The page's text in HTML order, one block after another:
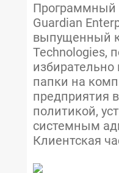
Программный
Guardian
выпущенный
Technologies,
папки на
предприятия
политикой,
системным
Клиентская